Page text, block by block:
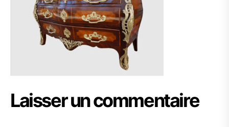
Laisser un commentaire